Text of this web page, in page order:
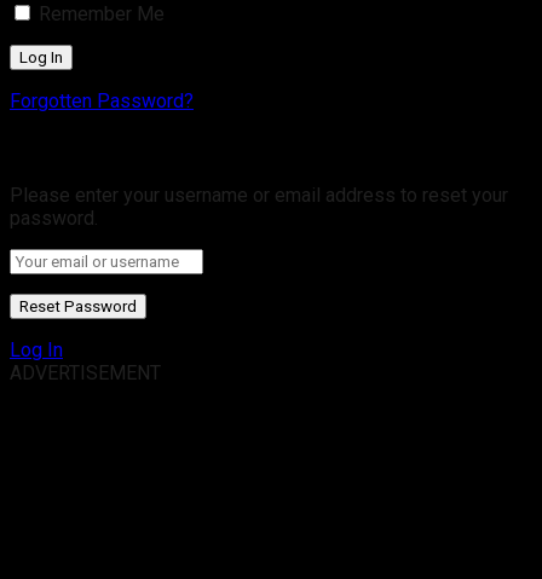
Remember Me
Forgotten Password?
Please enter your username or email address to reset your
password.
Log In
ADVERTISEMENT